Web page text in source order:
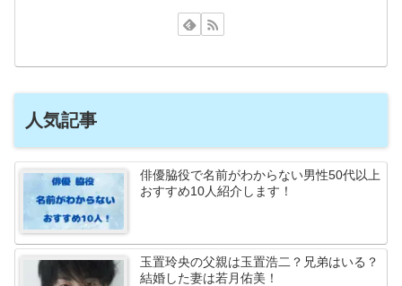
人気記事
俳優脇役で名前がわからない男性50代以上
おすすめ10人紹介します！
玉置玲央の父親は玉置浩二？兄弟はいる？
結婚した妻は若月佑美！